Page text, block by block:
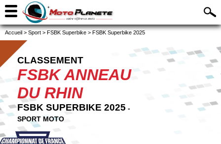
Accueil > Sport > FSBK Superbike > FSBK Superbike 2025
CLASSEMENT
FSBK ANNEAU
DU RHIN
FSBK SUPERBIKE 2025 -
SPORT MOTO